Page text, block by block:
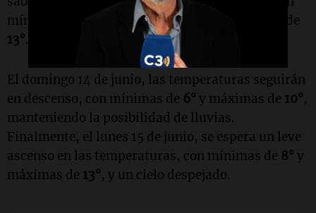
mínimas que descenderán hasta
y máximas de
13°.
El domingo 14 de junio, las temperaturas seguirán
en descenso, con mínimas de 6° y máximas de 10°,
manteniendo la posibilidad de lluvias.
Finalmente, el lunes 15 de junio, se espera un leve
ascenso en las temperaturas, con mínimas de 8° y
máximas de 13°, y un cielo despejado.